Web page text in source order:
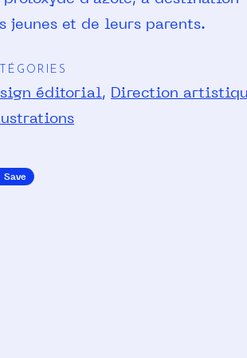
jeunes et de leurs parents.
éditorial, Direction
Save